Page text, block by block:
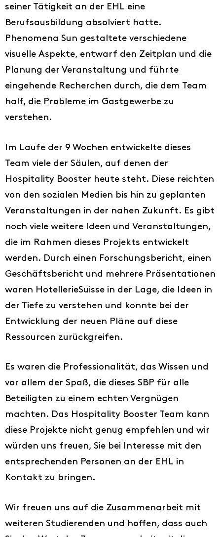
seiner Tätigkeit an der EHL eine
Berufsausbildung absolviert hatte.
Phenomena Sun gestaltete verschiedene
visuelle Aspekte, entwarf den Zeitplan und die
Planung der Veranstaltung und führte
eingehende Recherchen durch, die dem Team
half, die Probleme im Gastgewerbe zu
verstehen.
Im Laufe der 9 Wochen entwickelte dieses
Team viele der Säulen, auf denen der
Hospitality Booster heute steht. Diese reichten
von den sozialen Medien bis hin zu geplanten
Veranstaltungen in der nahen Zukunft. Es gibt
noch viele weitere Ideen und Veranstaltungen,
die im Rahmen dieses Projekts entwickelt
werden. Durch einen Forschungsbericht, einen
Geschäftsbericht und mehrere Präsentationen
waren HotellerieSuisse in der Lage, die Ideen in
der Tiefe zu verstehen und konnte bei der
Entwicklung der neuen Pläne auf diese
Ressourcen zurückgreifen.
Es waren die Professionalität, das Wissen und
vor allem der Spaß, die dieses SBP für alle
Beteiligten zu einem echten Vergnügen
machten. Das Hospitality Booster Team kann
diese Projekte nicht genug empfehlen und wir
würden uns freuen, Sie bei Interesse mit den
entsprechenden Personen an der EHL in
Kontakt zu bringen.
Wir freuen uns auf die Zusammenarbeit mit
weiteren Studierenden und hoffen, dass auch
DE
FR
IT
EN